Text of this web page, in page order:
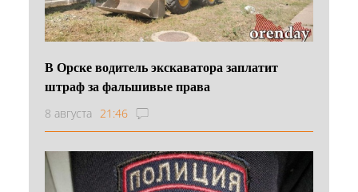
В Орске водитель экскаватора заплатит
штраф за фальшивые права
8 августа 21:46